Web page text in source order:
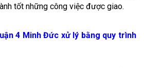
tốt những công việc được giao.
4 Minh Đức xử lý bằng quy trình